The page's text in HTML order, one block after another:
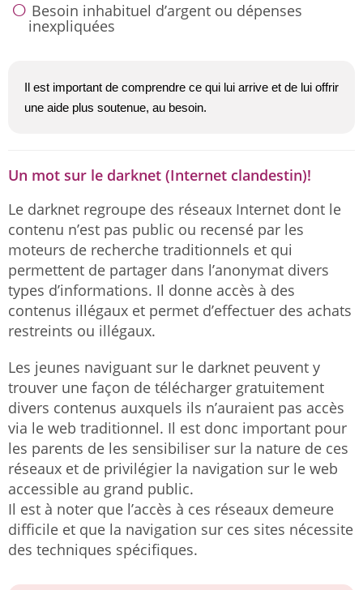
Besoin inhabituel d’argent ou dépenses
inexpliquées
Il est important de comprendre ce qui lui arrive et de lui offrir
une aide plus soutenue, au besoin.
Un mot sur le darknet (Internet clandestin)!
Le darknet regroupe des réseaux Internet dont le
contenu n’est pas public ou recensé par les
moteurs de recherche traditionnels et qui
permettent de partager dans l’anonymat divers
types d’informations. Il donne accès à des
contenus illégaux et permet d’effectuer des achats
restreints ou illégaux.
Les jeunes naviguant sur le darknet peuvent y
trouver une façon de télécharger gratuitement
divers contenus auxquels ils n’auraient pas accès
via le web traditionnel. Il est donc important pour
les parents de les sensibiliser sur la nature de ces
réseaux et de privilégier la navigation sur le web
accessible au grand public.
Il est à noter que l’accès à ces réseaux demeure
difficile et que la navigation sur ces sites nécessite
des techniques spécifiques.